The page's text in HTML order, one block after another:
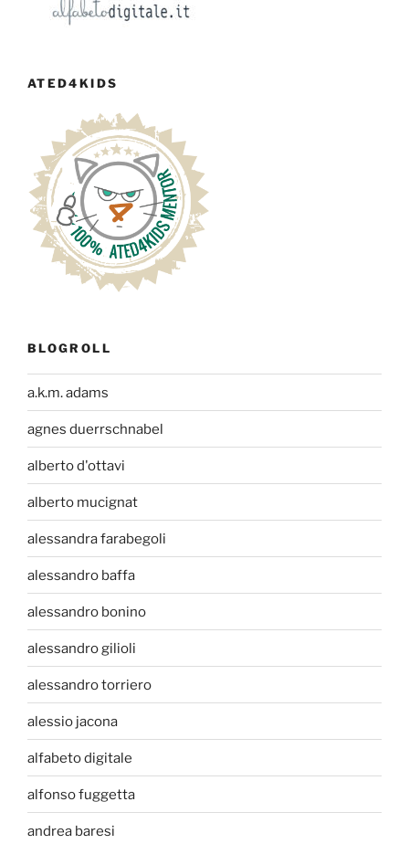
ATED4KIDS
BLOGROLL
a.k.m. adams
agnes duerrschnabel
alberto d'ottavi
alberto mucignat
alessandra farabegoli
alessandro baffa
alessandro bonino
alessandro gilioli
alessandro torriero
alessio jacona
alfabeto digitale
alfonso fuggetta
andrea baresi